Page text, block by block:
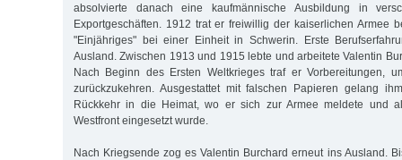
absolvierte danach eine kaufmännische Ausbildung in
Exportge­schäf­ten. 1912 trat er freiwillig der kaiserlichen Armee
"Einjähriges" bei einer Ein­heit in Schwerin. Erste
Ausland. Zwischen 1913 und 1915 lebte und arbeitete Valentin
Nach Beginn des Ersten Welt­­krieges traf er Vorbereitungen,
zurückzukehren. Ausgestattet mit fal­schen Papieren gelang
Rückkehr in die Heimat, wo er sich zur Armee meldete und
Westfront eingesetzt wurde.
Nach Kriegsende zog es Valentin Burchard erneut ins Ausland.